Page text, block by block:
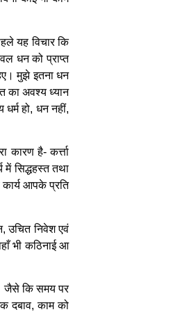
यह विचार कि
धन को प्राप्त
मुझे इतना धन
का अवश्य ध्यान
हो, धन नहीं,
है- कर्त्ता
सिद्धहस्त तथा
कार्य आपके प्रति
उचित निवेश एवं
भी कठिनाई आ
जैसे कि समय पर
दबाव, काम को